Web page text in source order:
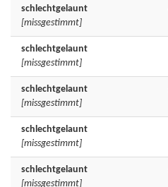
schlechtgelaunt
[missgestimmt]
schlechtgelaunt
[missgestimmt]
schlechtgelaunt
[missgestimmt]
schlechtgelaunt
[missgestimmt]
schlechtgelaunt
[missgestimmt]